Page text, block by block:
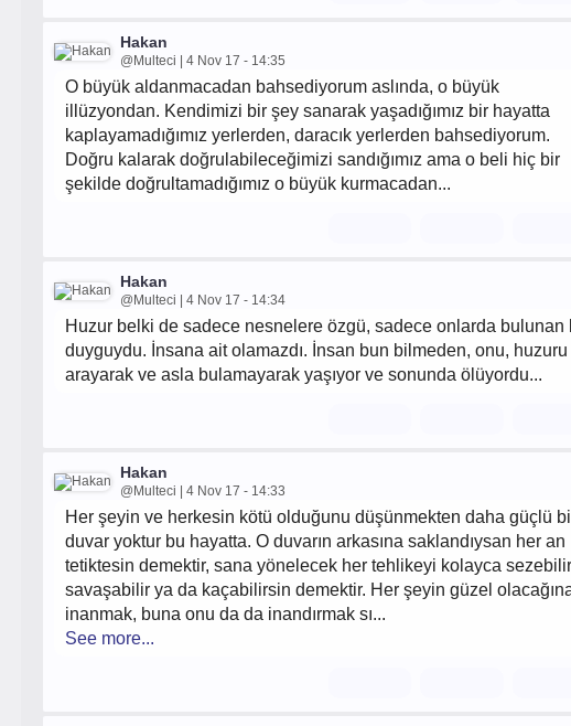
Hakan
@Multeci | 4 Nov 17 - 14:35
O büyük aldanmacadan bahsediyorum aslında, o büyük
illüzyondan. Kendimizi bir şey sanarak yaşadığımız bir hayatta
kaplayamadığımız yerlerden, daracık yerlerden bahsediyorum.
Doğru kalarak doğrulabileceğimizi sandığımız ama o beli hiç bir
şekilde doğrultamadığımız o büyük kurmacadan...
Hakan
@Multeci | 4 Nov 17 - 14:34
Huzur belki de sadece nesnelere özgü, sadece onlarda bulunan
duyguydu. İnsana ait olamazdı. İnsan bun bilmeden, onu, huzuru
arayarak ve asla bulamayarak yaşıyor ve sonunda ölüyordu...
Hakan
@Multeci | 4 Nov 17 - 14:33
Her şeyin ve herkesin kötü olduğunu düşünmekten daha güçlü
duvar yoktur bu hayatta. O duvarın arkasına saklandıysan her an
tetiktesin demektir, sana yönelecek her tehlikeyi kolayca
savaşabilir ya da kaçabilirsin demektir. Her şeyin güzel
inanmak, buna onu da da inandırmak sı...
See more...